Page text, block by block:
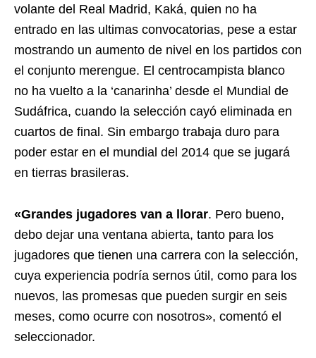
volante del Real Madrid, Kaká, quien no ha
entrado en las ultimas convocatorias, pese a estar
mostrando un aumento de nivel en los partidos con
el conjunto merengue. El centrocampista blanco
no ha vuelto a la ‘canarinha’ desde el Mundial de
Sudáfrica, cuando la selección cayó eliminada en
cuartos de final. Sin embargo trabaja duro para
poder estar en el mundial del 2014 que se jugará
en tierras brasileras.
«Grandes jugadores van a llorar. Pero bueno,
debo dejar una ventana abierta, tanto para los
jugadores que tienen una carrera con la selección,
cuya experiencia podría sernos útil, como para los
nuevos, las promesas que pueden surgir en seis
meses, como ocurre con nosotros», comentó el
seleccionador.